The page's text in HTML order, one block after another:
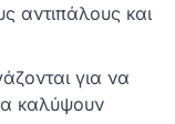
αντιπάλους και
για να
καλύψουν